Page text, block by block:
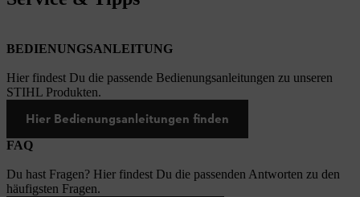
BEDIENUNGSANLEITUNG
Hier findest Du die passende Bedienungsanleitungen zu unseren
STIHL Produkten.
Hier Bedienungsanleitungen finden
FAQ
Du hast Fragen? Hier findest Du die passenden Antworten zu den
häufigsten Fragen.